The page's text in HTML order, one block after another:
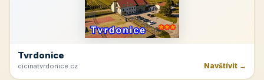
Tvrdonice
cicinatvrdonice.cz Navštívit →